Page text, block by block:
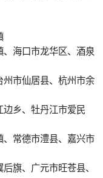
海口市龙华区、酒泉
市仙居县、杭州市余
乡、牡丹江市爱民
常德市澧县、嘉兴市
旗、广元市旺苍县、